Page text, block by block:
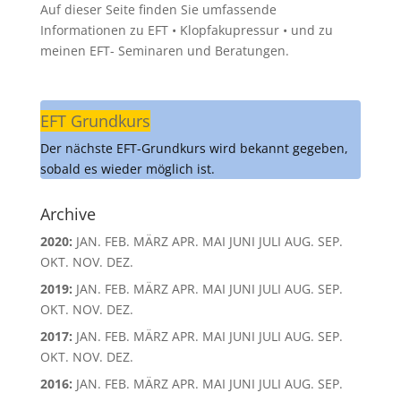
Auf dieser Seite finden Sie umfassende
Informationen zu EFT • Klopfakupressur • und zu
meinen EFT- Seminaren und Beratungen.
EFT Grundkurs
Der nächste EFT-Grundkurs wird bekannt gegeben,
sobald es wieder möglich ist.
Archive
2020: JAN. FEB. MÄRZ APR. MAI JUNI JULI AUG. SEP.
OKT. NOV. DEZ.
2019: JAN. FEB. MÄRZ APR. MAI JUNI JULI AUG. SEP.
OKT. NOV. DEZ.
2017: JAN. FEB. MÄRZ APR. MAI JUNI JULI AUG. SEP.
OKT. NOV. DEZ.
2016: JAN. FEB. MÄRZ APR. MAI JUNI JULI AUG. SEP.